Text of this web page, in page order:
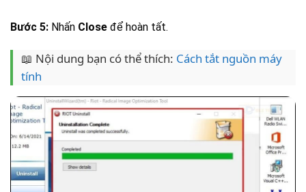
Bước 5: Nhấn Close để hoàn tất.
📖 Nội dung bạn có thể thích: Cách tắt nguồn máy
tính